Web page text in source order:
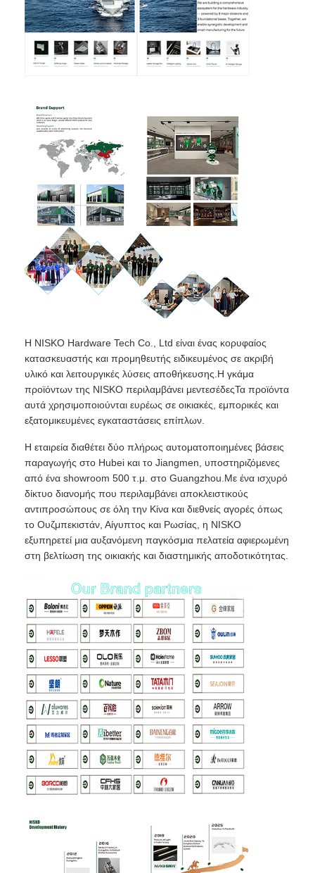
Η NISKO Hardware Tech Co., Ltd είναι ένας κορυφαίος
κατασκευαστής και προμηθευτής ειδικευμένος σε ακριβή
υλικό και λειτουργικές λύσεις αποθήκευσης.Η γκάμα
προϊόντων της NISKO περιλαμβάνει μεντεσέδεςΤα προϊόντα
αυτά χρησιμοποιούνται ευρέως σε οικιακές, εμπορικές και
εξατομικευμένες εγκαταστάσεις επίπλων.
Η εταιρεία διαθέτει δύο πλήρως αυτοματοποιημένες βάσεις
παραγωγής στο Hubei και το Jiangmen, υποστηριζόμενες
από ένα showroom 500 τ.μ. στο Guangzhou.Με ένα ισχυρό
δίκτυο διανομής που περιλαμβάνει αποκλειστικούς
αντιπροσώπους σε όλη την Κίνα και διεθνείς αγορές όπως
το Ουζμπεκιστάν, Αίγυπτος και Ρωσίας, η NISKO
εξυπηρετεί μια αυξανόμενη παγκόσμια πελατεία αφιερωμένη
στη βελτίωση της οικιακής και διαστημικής αποδοτικότητας.